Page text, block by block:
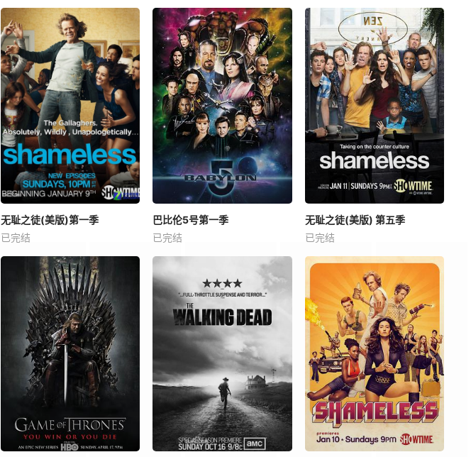
无耻之徒(美版)第一季
已完结
巴比伦5号第一季
已完结
无耻之徒(美版) 第五季
已完结